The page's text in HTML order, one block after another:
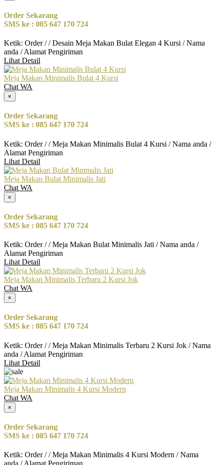
Order Sekarang
SMS ke : 085 647 170 724
Ketik: Order / / Desain Meja Makan Bulat Elegan 4 Kursi / Nama
anda / Alamat Pengiriman
Lihat Detail
Meja Makan Minimalis Bulat 4 Kursi
Chat WA
×
Order Sekarang
SMS ke : 085 647 170 724
Ketik: Order / / Meja Makan Minimalis Bulat 4 Kursi / Nama anda /
Alamat Pengiriman
Lihat Detail
Meja Makan Bulat Minimalis Jati
Chat WA
×
Order Sekarang
SMS ke : 085 647 170 724
Ketik: Order / / Meja Makan Bulat Minimalis Jati / Nama anda /
Alamat Pengiriman
Lihat Detail
Meja Makan Minimalis Terbaru 2 Kursi Jok
Chat WA
×
Order Sekarang
SMS ke : 085 647 170 724
Ketik: Order / / Meja Makan Minimalis Terbaru 2 Kursi Jok / Nama
anda / Alamat Pengiriman
Lihat Detail
Meja Makan Minimalis 4 Kursi Modern
Chat WA
×
Order Sekarang
SMS ke : 085 647 170 724
Ketik: Order / / Meja Makan Minimalis 4 Kursi Modern / Nama